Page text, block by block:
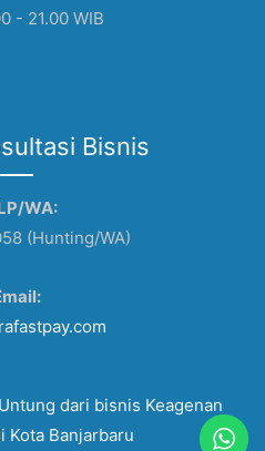
- 21.00 WIB
Bisnis
WA:
(Hunting/WA)
dari bisnis Keagenan
Kota Banjarbaru